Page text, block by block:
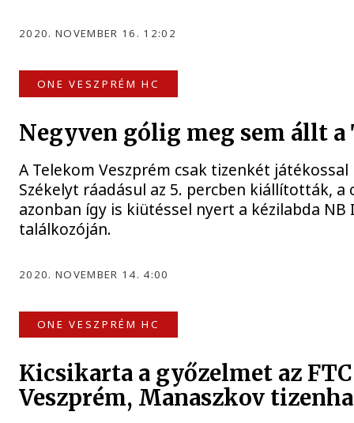
2020. NOVEMBER 16. 12:02
ONE VESZPRÉM HC
Negyven gólig meg sem állt a
A Telekom Veszprém csak tizenkét
Székelyt ráadásul az 5. percben kiállították, a
azonban így is kiütéssel nyert a kézilabda
találkozóján.
2020. NOVEMBER 14. 4:00
ONE VESZPRÉM HC
Kicsikarta a győzelmet az
Veszprém, Manaszkov